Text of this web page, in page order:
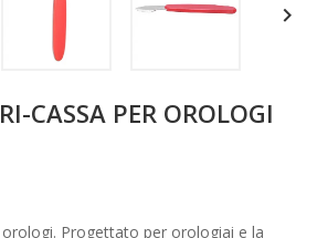

CASSA PER OROLOGI
Progettato per orologiai e la